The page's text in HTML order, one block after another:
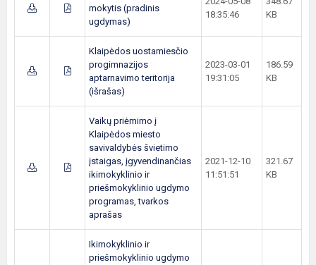
mokytis (pradinis
ugdymas)
18:35:46
KB
Klaipėdos uostamiesčio
progimnazijos
aptarnavimo teritorija
(išrašas)
2023-03-01
19:31:05
186.59
KB
Vaikų priėmimo į
Klaipėdos miesto
savivaldybės švietimo
įstaigas, įgyvendinančias
ikimokyklinio ir
priešmokyklinio ugdymo
programas, tvarkos
aprašas
2021-12-10
11:51:51
321.67
KB
Ikimokyklinio ir
priešmokyklinio ugdymo